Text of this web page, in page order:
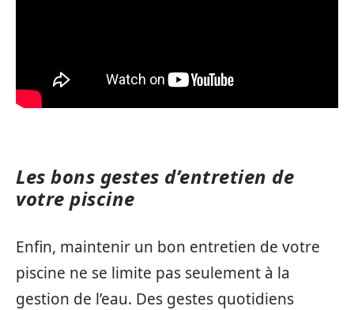
Les bons gestes d’entretien de
votre piscine
Enfin, maintenir un bon entretien de votre
piscine ne se limite pas seulement à la
gestion de l’eau. Des gestes quotidiens